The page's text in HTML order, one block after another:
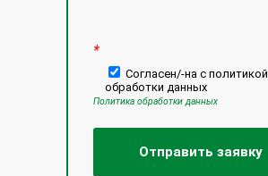
*
Согласен/-на с политикой
обработки данных
Политика обработки данных